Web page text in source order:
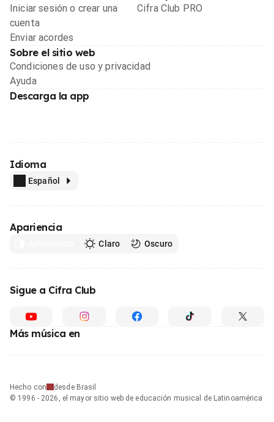
Iniciar sesión o crear una
cuenta
Enviar acordes
Cifra Club PRO
Sobre el sitio web
Condiciones de uso y privacidad
Ayuda
Descarga la app
Idioma
Español
Apariencia
Claro Oscuro
Sigue a Cifra Club
Más música en
Hecho con
desde Brasil
© 1996 - 2026, el mayor sitio web de educación musical de Latinoamérica